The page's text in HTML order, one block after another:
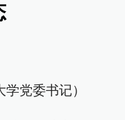
党委书记）